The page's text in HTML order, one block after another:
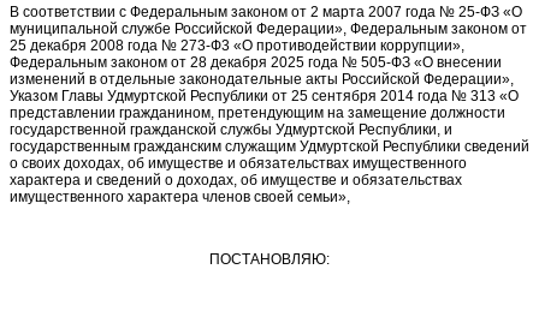
В соответствии с Федеральным законом от 2 марта 2007 года № 25-ФЗ «О
муниципальной службе Российской Федерации», Федеральным законом от
25 декабря 2008 года № 273-Ф3 «О противодействии коррупции»,
Федеральным законом от 28 декабря 2025 года № 505-ФЗ «О внесении
изменений в отдельные законодательные акты Российской Федерации»,
Указом Главы Удмуртской Республики от 25 сентября 2014 года № 313 «О
представлении гражданином, претендующим на замещение должности
государственной гражданской службы Удмуртской Республики, и
государственным гражданским служащим Удмуртской Республики сведений
о своих доходах, об имуществе и обязательствах имущественного
характера и сведений о доходах, об имуществе и обязательствах
имущественного характера членов своей семьи»,
ПОСТАНОВЛЯЮ: